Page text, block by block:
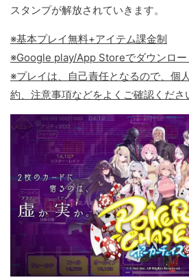
スタンプが解放されていきます。
※基本プレイ無料+アイテム課金制
※Google play/App Storeでダウンロー
※プレイは、自己責任となるので、個
約、注意事項などをよくご確認くださ